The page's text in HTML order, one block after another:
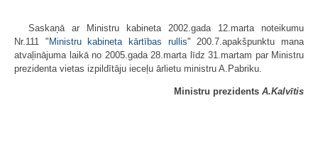
Saskaņā ar Ministru kabineta 2002.gada 12.marta noteikumu
Nr.111 " Ministru kabineta kārtības rullis" 200.7.apakšpunktu mana
atvaļinājuma laikā no 2005.gada 28.marta līdz 31.martam par Ministru
prezidenta vietas izpildītāju ieceļu ārlietu ministru A.Pabriku.
Ministru prezidents A.Kalvītis